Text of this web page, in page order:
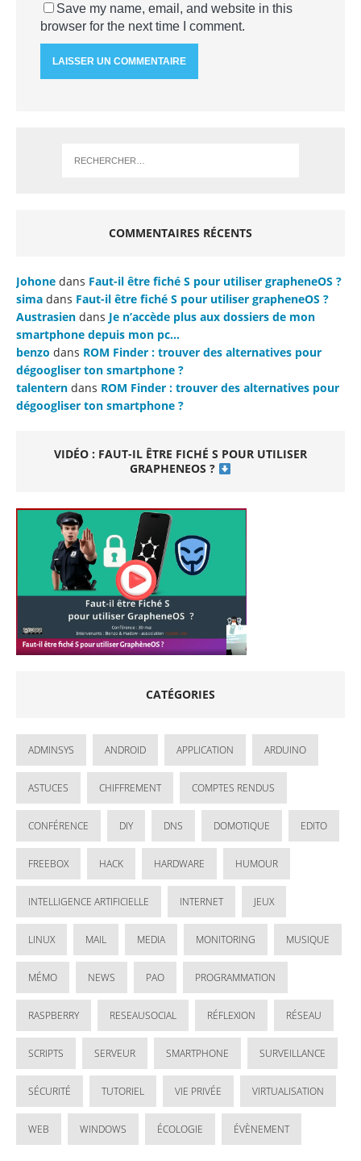
Save my name, email, and website in this
browser for the next time I comment.
COMMENTAIRES RÉCENTS
Johone dans Faut-il être fiché S pour utiliser grapheneOS ?
sima dans Faut-il être fiché S pour utiliser grapheneOS ?
Austrasien dans Je n’accède plus aux dossiers de mon
smartphone depuis mon pc…
benzo dans ROM Finder : trouver des alternatives pour
dégoogliser ton smartphone ?
talentern dans ROM Finder : trouver des alternatives pour
dégoogliser ton smartphone ?
VIDÉO : FAUT-IL ÊTRE FICHÉ S POUR UTILISER
GRAPHENEOS ?
CATÉGORIES
ADMINSYS ANDROID APPLICATION ARDUINO
ASTUCES CHIFFREMENT COMPTES RENDUS
CONFÉRENCE DIY DNS DOMOTIQUE EDITO
FREEBOX HACK HARDWARE HUMOUR
INTELLIGENCE ARTIFICIELLE INTERNET JEUX
LINUX MAIL MEDIA MONITORING MUSIQUE
MÉMO NEWS PAO PROGRAMMATION
RASPBERRY RESEAUSOCIAL RÉFLEXION RÉSEAU
SCRIPTS SERVEUR SMARTPHONE SURVEILLANCE
SÉCURITÉ TUTORIEL VIE PRIVÉE VIRTUALISATION
WEB WINDOWS ÉCOLOGIE ÉVÈNEMENT